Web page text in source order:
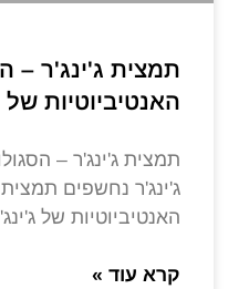
תמצית ג'ינג'ר –
האנטיביוטיות
תמצית ג'ינג'ר –
ג'ינג'ר נחשפים תמצית
האנטיביוטיות של
קרא עוד »